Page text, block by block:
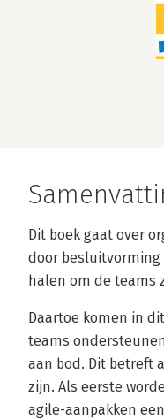
Dit boek gaat over
door besluitvorming
halen om de teams
Daartoe komen in
teams
aan bod. Dit betreft
zijn. Als eerste
agile-aanpakken